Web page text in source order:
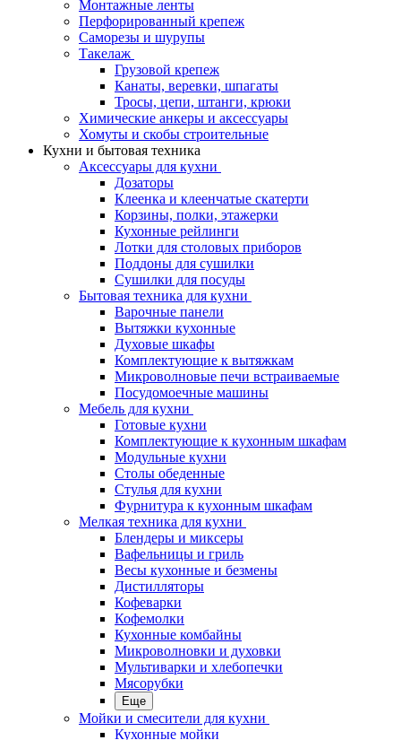
Монтажные ленты
Перфорированный крепеж
Саморезы и шурупы
Такелаж
Грузовой крепеж
Канаты, веревки, шпагаты
Тросы, цепи, штанги, крюки
Химические анкеры и аксессуары
Хомуты и скобы строительные
Кухни и бытовая техника
Аксессуары для кухни
Дозаторы
Клеенка и клеенчатые скатерти
Корзины, полки, этажерки
Кухонные рейлинги
Лотки для столовых приборов
Поддоны для сушилки
Сушилки для посуды
Бытовая техника для кухни
Варочные панели
Вытяжки кухонные
Духовые шкафы
Комплектующие к вытяжкам
Микроволновые печи встраиваемые
Посудомоечные машины
Мебель для кухни
Готовые кухни
Комплектующие к кухонным шкафам
Модульные кухни
Столы обеденные
Стулья для кухни
Фурнитура к кухонным шкафам
Мелкая техника для кухни
Блендеры и миксеры
Вафельницы и гриль
Весы кухонные и безмены
Дистилляторы
Кофеварки
Кофемолки
Кухонные комбайны
Микроволновки и духовки
Мультиварки и хлебопечки
Мясорубки
Еще
Мойки и смесители для кухни
Кухонные мойки